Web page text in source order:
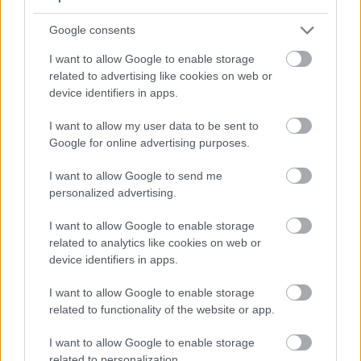
Google consents
I want to allow Google to enable storage
related to advertising like cookies on web or
device identifiers in apps.
I want to allow my user data to be sent to
Google for online advertising purposes.
I want to allow Google to send me
personalized advertising.
I want to allow Google to enable storage
related to analytics like cookies on web or
device identifiers in apps.
I want to allow Google to enable storage
related to functionality of the website or app.
I want to allow Google to enable storage
ونضارة. تناول التوت بانتظام يُقوّي بشرتك ويجعلها أكثر حيوية.
طرق لإدخال التوت في نظامك الغذائي
إضافة التوت إلى نظامك الغذائي أمر سهل وممتع. يمكنك
الاستمتاع بهذه الثمار الملونة بطرق عديدة، فهي تُضفي على أي
وجبة مذاقًا مميزًا. يُعد التوت الطازج خيارًا رائعًا للوجبات
الخفيفة، فهو غني بالنكهة والفوائد الصحية.
إليكم بعض الطرق الإبداعية للاستمتاع بالتوت:
أضف التوت الطازج إلى حبوب الإفطار أو دقيق الشوفان
لإضفاء نكهة فاكهية مميزة.